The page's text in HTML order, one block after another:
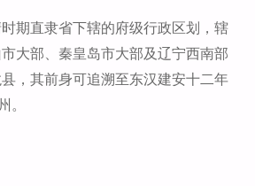
期直隶省下辖的府级行政区划，辖
大部、秦皇岛市大部及辽宁西南部
，其前身可追溯至东汉建安十二年
。